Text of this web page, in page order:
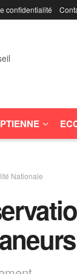
confidentialité
Nationale